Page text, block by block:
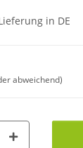
in DE
abweichend)